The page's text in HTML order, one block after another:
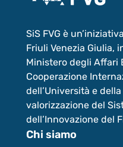
SiS FVG è
Friuli Venezia Giulia,
Ministero degli Affari
Cooperazione
dell’Università e
valorizzazione del
dell’Innovazione del
Chi siamo